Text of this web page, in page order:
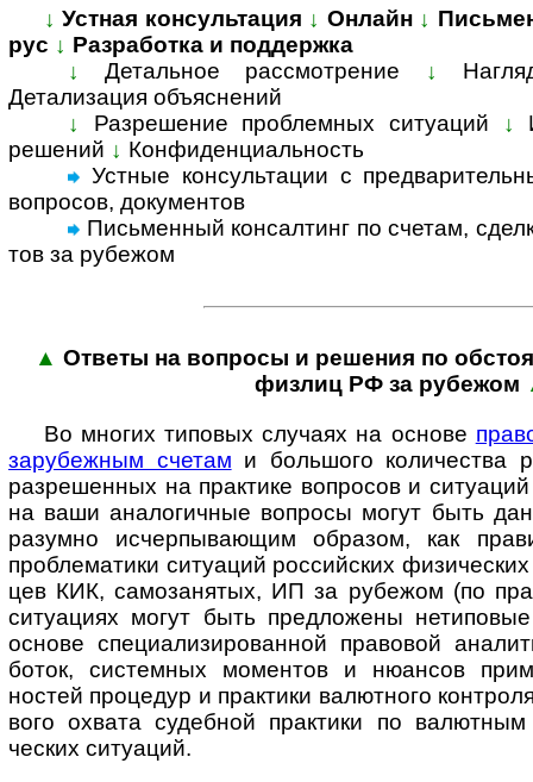
↓ Устная консультация ↓ Онлайн ↓
рус ↓ Разработка и поддержка
↓
Детальное рассмотрение ↓
Детализация объяс­нений
↓
Разрешение проблемных ситуаций ↓
решений ↓ Конфиденциальность
Устные консультации с
воп­росов, доку­ментов
Письменный консал­тинг по счетам,
тов за ру­бе­жом
▲ Ответы на вопросы и реше­ния по
физ­лиц РФ за рубежом
Во многих типовых случаях на основе
зару­беж­ным счетам и боль­шого коли­чества
разре­шенных на прак­тике воп­ро­сов и
на ваши анало­гич­ные воп­росы могут быть
разумно исчер­пы­ва­ющим образом, как
пробле­матики ситу­аций рос­сий­ских
цев КИК, само­за­нятых, ИП за рубе­жом (по
ситу­ациях могут быть пред­ложены
основе специ­а­лизи­ро­ван­ной право­вой
боток, систем­ных момен­тов и нюан­сов
ностей проце­дур и прак­тики валют­ного
вого охвата судеб­ной прак­тики по
ческих ситуаций.